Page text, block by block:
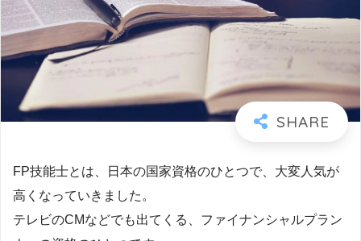
FP技能士とは、日本の国家資格のひとつで、大変人気が
高くなっていきました。
テレビのCMなどでも出てくる、ファイナンシャルプラン